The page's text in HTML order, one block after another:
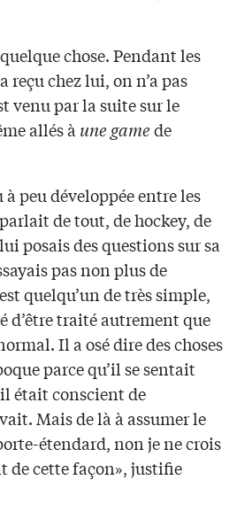
chose. Pendant les
reçu chez lui, on n’a pas
venu par la suite sur le
allés àune gamede
à peu développée entre les
de tout, de hockey, de
posais des questions sur sa
pas non plus de
quelqu’un de très simple,
d’être traité autrement que
Il a osé dire des choses
parce qu’il se sentait
était conscient de
Mais de là à assumer le
étendard, non je ne crois
de cette façon», justifie